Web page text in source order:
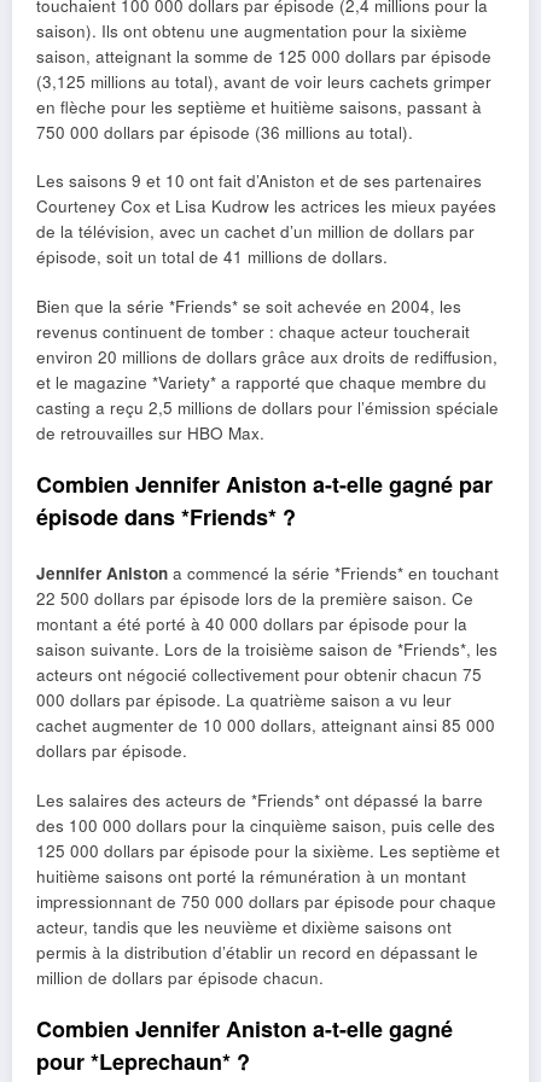
touchaient 100 000 dollars par épisode (2,4 millions pour la
saison). Ils ont obtenu une augmentation pour la sixième
saison, atteignant la somme de 125 000 dollars par épisode
(3,125 millions au total), avant de voir leurs cachets grimper
en flèche pour les septième et huitième saisons, passant à
750 000 dollars par épisode (36 millions au total).
Les saisons 9 et 10 ont fait d’Aniston et de ses partenaires
Courteney Cox et Lisa Kudrow les actrices les mieux payées
de la télévision, avec un cachet d’un million de dollars par
épisode, soit un total de 41 millions de dollars.
Bien que la série *Friends* se soit achevée en 2004, les
revenus continuent de tomber : chaque acteur toucherait
environ 20 millions de dollars grâce aux droits de rediffusion,
et le magazine *Variety* a rapporté que chaque membre du
casting a reçu 2,5 millions de dollars pour l’émission spéciale
de retrouvailles sur HBO Max.
Combien Jennifer Aniston a-t-elle gagné par
épisode dans *Friends* ?
Jennifer Aniston a commencé la série *Friends* en touchant
22 500 dollars par épisode lors de la première saison. Ce
montant a été porté à 40 000 dollars par épisode pour la
saison suivante. Lors de la troisième saison de *Friends*, les
acteurs ont négocié collectivement pour obtenir chacun 75
000 dollars par épisode. La quatrième saison a vu leur
cachet augmenter de 10 000 dollars, atteignant ainsi 85 000
dollars par épisode.
Les salaires des acteurs de *Friends* ont dépassé la barre
des 100 000 dollars pour la cinquième saison, puis celle des
125 000 dollars par épisode pour la sixième. Les septième et
huitième saisons ont porté la rémunération à un montant
impressionnant de 750 000 dollars par épisode pour chaque
acteur, tandis que les neuvième et dixième saisons ont
permis à la distribution d’établir un record en dépassant le
million de dollars par épisode chacun.
Combien Jennifer Aniston a-t-elle gagné
pour *Leprechaun* ?